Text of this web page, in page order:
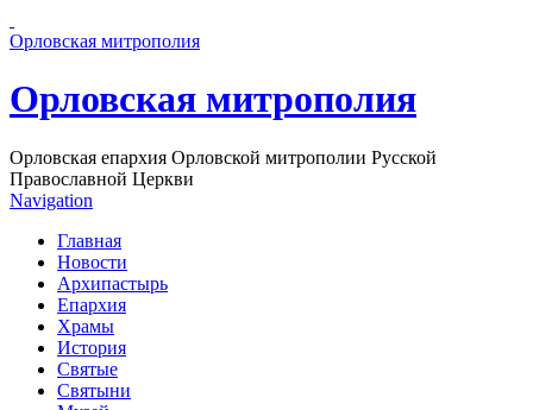
Орловская митрополия
Орловская митрополия
Орловская епархия Орловской митрополии Русской
Православной Церкви
Navigation
Главная
Новости
Архипастырь
Епархия
Храмы
История
Святые
Святыни